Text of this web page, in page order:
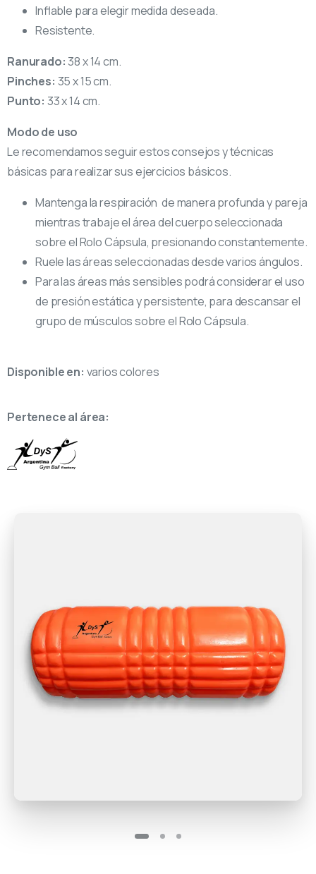
Inflable para elegir medida deseada.
Resistente.
Ranurado:38 x 14 cm.
Pinches: 35 x 15 cm.
Punto: 33 x 14 cm.
Modo de uso
Le recomendamos seguir estos consejos y técnicas
básicas para realizar sus ejercicios básicos.
Mantenga la respiración de manera profunda y pareja
mientras trabaje el área del cuerpo seleccionada
sobre el Rolo Cápsula, presionando constantemente.
Ruele las áreas seleccionadas desde varios ángulos.
Para las áreas más sensibles podrá considerar el uso
de presión estática y persistente, para descansar el
grupo de músculos sobre el Rolo Cápsula.
Disponible en: varios colores
Pertenece al área: